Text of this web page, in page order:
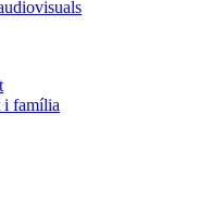
i família